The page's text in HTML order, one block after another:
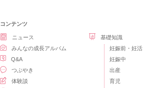
コンテンツ
ニュース
みんなの成長アルバム
Q&A
つぶやき
体験談
基礎知識
妊娠前・妊活
妊娠中
出産
育児